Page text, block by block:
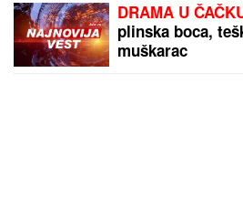
DRAMA U
plinska boca,
muškarac